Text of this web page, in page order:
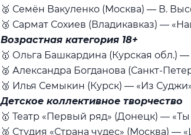
🥈 Семён Вакуленко (Москва) — В.
🥉 Сармат Сохиев (Владикавказ) —
Возрастная категория 18+
🥇 Ольга Башкардина (Курская обл.)
🥈 Александра Богданова (Санкт-
🥉 Илья Семыкин (Курск) — «Из
Детское коллективное творчество
🥇 Театр «Первый ряд» (Донецк) —
🥈 Студия «Страна чудес» (Москва) —